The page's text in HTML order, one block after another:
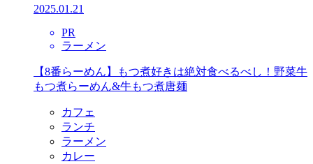
2025.01.21
PR
ラーメン
【8番らーめん】もつ煮好きは絶対食べるべし！野菜牛
もつ煮らーめん&牛もつ煮唐麺
カフェ
ランチ
ラーメン
カレー